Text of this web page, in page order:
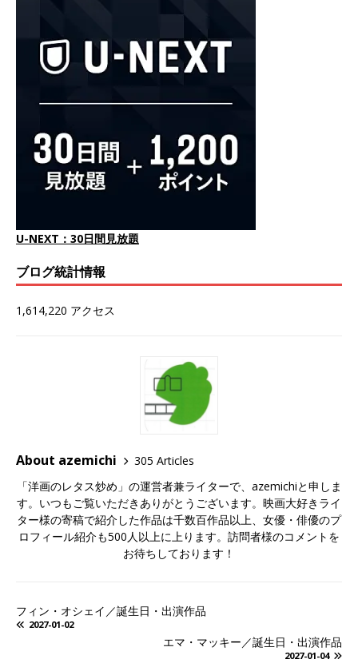
U-NEXT：30日間見放題
ブログ統計情報
1,614,220 アクセス
About azemichi
305 Articles
「洋画のレタス炒め」の運営者兼ライターで、azemichiと申しま
す。いつもご覧いただきありがとうございます。映画大好きライ
ター様の寄稿で紹介した作品は千数百作品以上、女優・俳優のプ
ロフィール紹介も500人以上に上ります。訪問者様のコメントを
お待ちしております！
フィン・オシェイ／誕生日・出演作品
2027-01-02
エマ・マッキー／誕生日・出演作品
2027-01-04